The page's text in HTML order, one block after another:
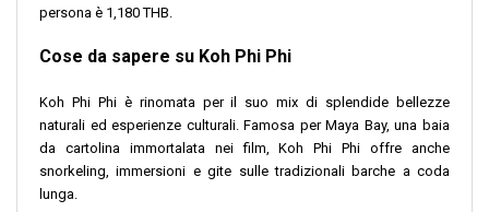
persona è 1,180 THB.
Cose da sapere su Koh Phi Phi
Koh Phi Phi è rinomata per il suo mix di splendide bellezze
naturali ed esperienze culturali. Famosa per Maya Bay, una baia
da cartolina immortalata nei film, Koh Phi Phi offre anche
snorkeling, immersioni e gite sulle tradizionali barche a coda
lunga.